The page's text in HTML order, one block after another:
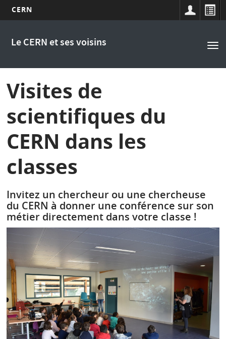
contenu
CERN
Le CERN et ses voisins
navigation
Visites de
scientifiques du
CERN dans les
classes
Invitez un chercheur ou une chercheuse
du CERN à donner une conférence sur son
métier directement dans votre classe !